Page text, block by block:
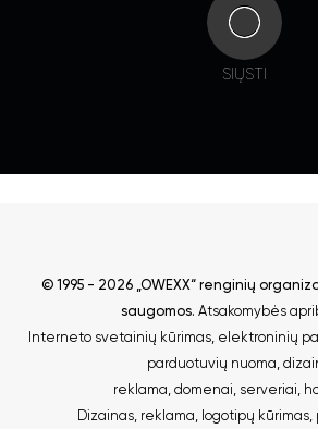
SIŲSTI
© 1995 - 2026 „OWEXX“ renginių
saugomos. Atsakomybės
Interneto svetainių kūrimas, elektroninių
parduotuvių nuoma,
reklama, domenai, serveriai,
Dizainas, reklama, logotipų kūrimas,